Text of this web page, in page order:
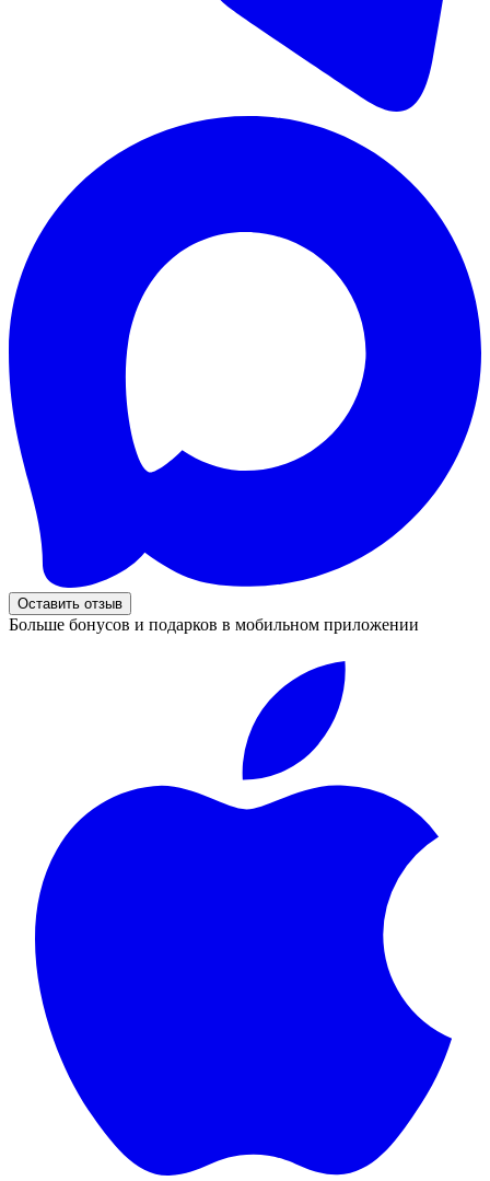
Оставить отзыв
Больше бонусов и подарков в мобильном приложении